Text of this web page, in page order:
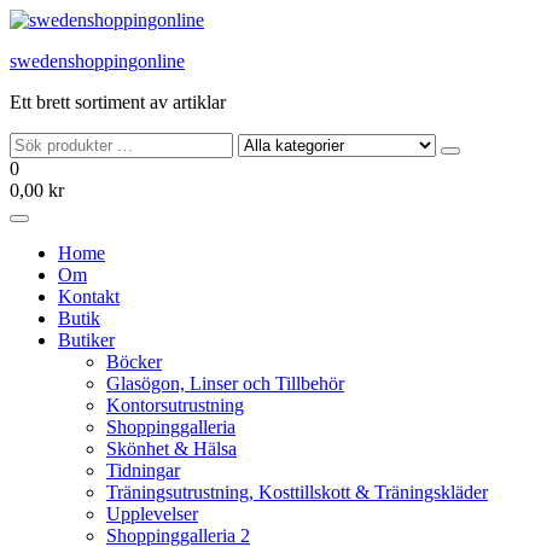
Hoppa
innehållet
swedenshoppingonline
Ett brett sortiment av artiklar
0
0,00 kr
Home
Om
Kontakt
Butik
Butiker
Böcker
Glasögon, Linser och Tillbehör
Kontorsutrustning
Shoppinggalleria
Skönhet & Hälsa
Tidningar
Träningsutrustning, Kosttillskott & Träningskläder
Upplevelser
Shoppinggalleria 2